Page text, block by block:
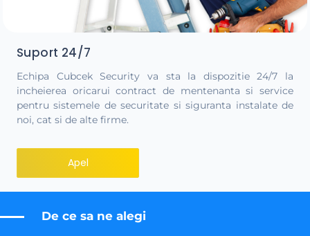
Suport 24/7
Echipa Cubcek Security va sta la dispozitie 24/7 la
incheierea oricarui contract de mentenanta si service
pentru sistemele de securitate si siguranta instalate de
noi, cat si de alte firme.
Apel
De ce sa ne alegi